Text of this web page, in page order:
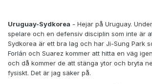
Uruguay-Sydkorea - Hejar på Uruguay.
spelare och en defensiv disciplin som inte är
Sydkorea är ett bra lag och har Ji-Sung Park
Forlán och Suarez kommer att hitta en väg
och då kommer de att stänga ytor och bryta
fysiskt. Det är jag säker på.